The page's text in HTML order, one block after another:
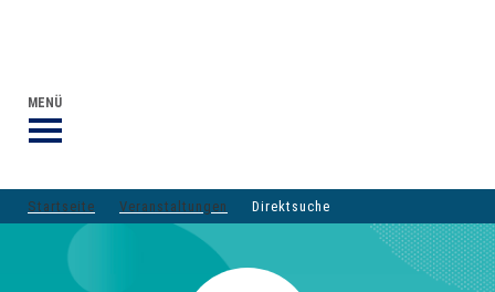
MENÜ
Startseite Veranstaltungen Direktsuche